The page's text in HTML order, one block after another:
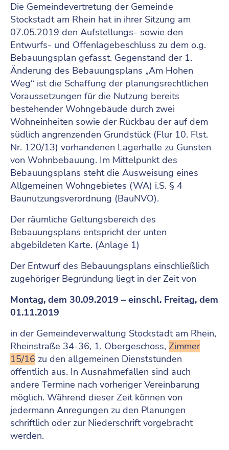
Die Gemeindevertretung der Gemeinde
Stockstadt am Rhein hat in ihrer Sitzung am
07.05.2019 den Aufstellungs- sowie den
Entwurfs- und Offenlagebeschluss zu dem o.g.
Bebauungsplan gefasst. Gegenstand der 1.
Änderung des Bebauungsplans „Am Hohen
Weg“ ist die Schaffung der planungsrechtlichen
Voraussetzungen für die Nutzung bereits
bestehender Wohngebäude durch zwei
Wohneinheiten sowie der Rückbau der auf dem
südlich angrenzenden Grundstück (Flur 10. Flst.
Nr. 120/13) vorhandenen Lagerhalle zu Gunsten
von Wohnbebauung. Im Mittelpunkt des
Bebauungsplans steht die Ausweisung eines
Allgemeinen Wohngebietes (WA) i.S. § 4
Baunutzungsverordnung (BauNVO).
Der räumliche Geltungsbereich des
Bebauungsplans entspricht der unten
abgebildeten Karte. (Anlage 1)
Der Entwurf des Bebauungsplans einschließlich
zugehöriger Begründung liegt in der Zeit von
Montag, dem 30.09.2019 – einschl. Freitag, dem
01.11.2019
in der Gemeindeverwaltung Stockstadt am Rhein,
Rheinstraße 34-36, 1. Obergeschoss, Zimmer
15/16 zu den allgemeinen Dienststunden
öffentlich aus. In Ausnahmefällen sind auch
andere Termine nach vorheriger Vereinbarung
möglich. Während dieser Zeit können von
jedermann Anregungen zu den Planungen
schriftlich oder zur Niederschrift vorgebracht
werden.